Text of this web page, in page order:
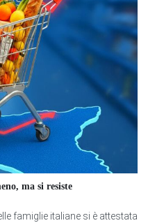
ma si resiste
famiglie italiane si è attestata